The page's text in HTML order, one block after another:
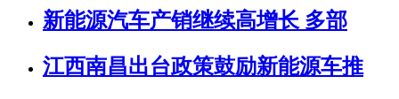
新能源汽车产销继续高增长 多部
江西南昌出台政策鼓励新能源车推